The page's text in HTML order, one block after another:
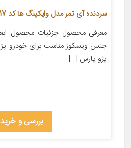
سردنده آی تمر مدل وایکینگ ها کد 17
پژو پارس […]
بررسی و خرید